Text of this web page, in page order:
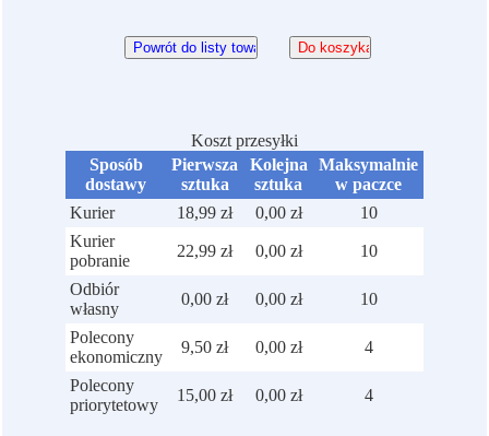
Koszt przesyłki
Sposób
dostawy
Pierwsza
sztuka
Kolejna
sztuka
Maksymalnie
w paczce
Kurier
18,99 zł 0,00 zł
10
Kurier
pobranie
22,99 zł 0,00 zł 10
Odbiór
własny
0,00 zł 0,00 zł 10
Polecony
ekonomiczny
9,50 zł 0,00 zł 4
Polecony
priorytetowy
15,00 zł 0,00 zł 4